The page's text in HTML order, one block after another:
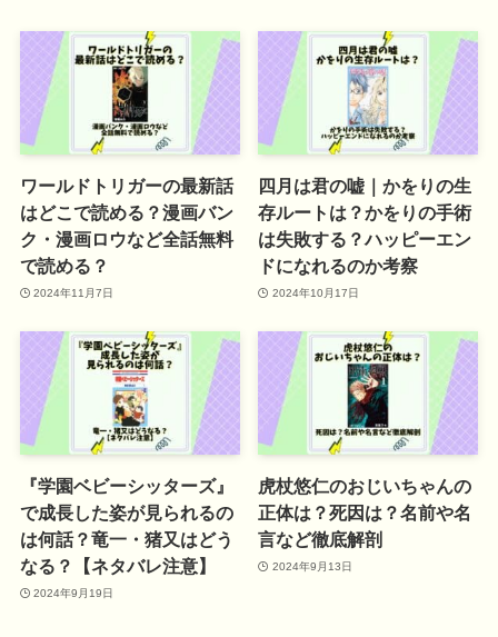
ワールドトリガーの最新話
はどこで読める？漫画バン
ク・漫画ロウなど全話無料
で読める？
2024年11月7日
四月は君の嘘｜かをりの生
存ルートは？かをりの手術
は失敗する？ハッピーエン
ドになれるのか考察
2024年10月17日
『学園ベビーシッターズ』
で成長した姿が見られるの
は何話？竜一・猪又はどう
なる？【ネタバレ注意】
2024年9月19日
虎杖悠仁のおじいちゃんの
正体は？死因は？名前や名
言など徹底解剖
2024年9月13日